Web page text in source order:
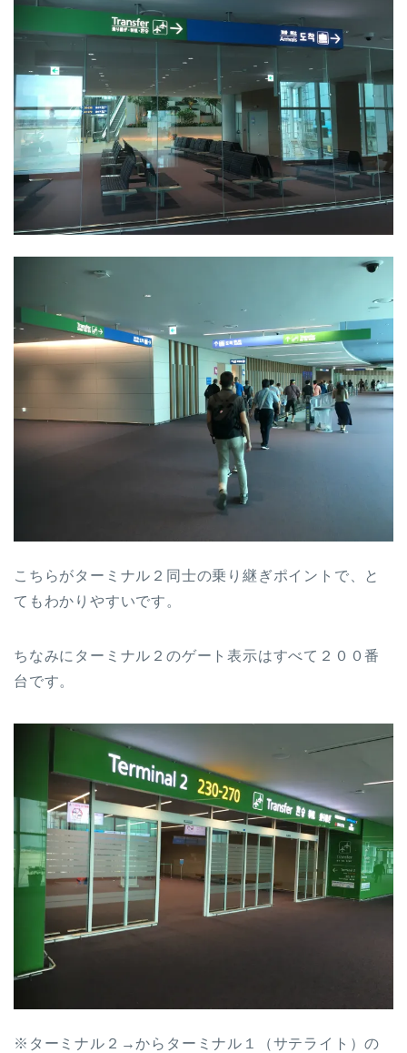
こちらがターミナル２同士の乗り継ぎポイントで、と
てもわかりやすいです。
ちなみにターミナル２のゲート表示はすべて２００番
台です。
※ターミナル２→からターミナル１（サテライト）の